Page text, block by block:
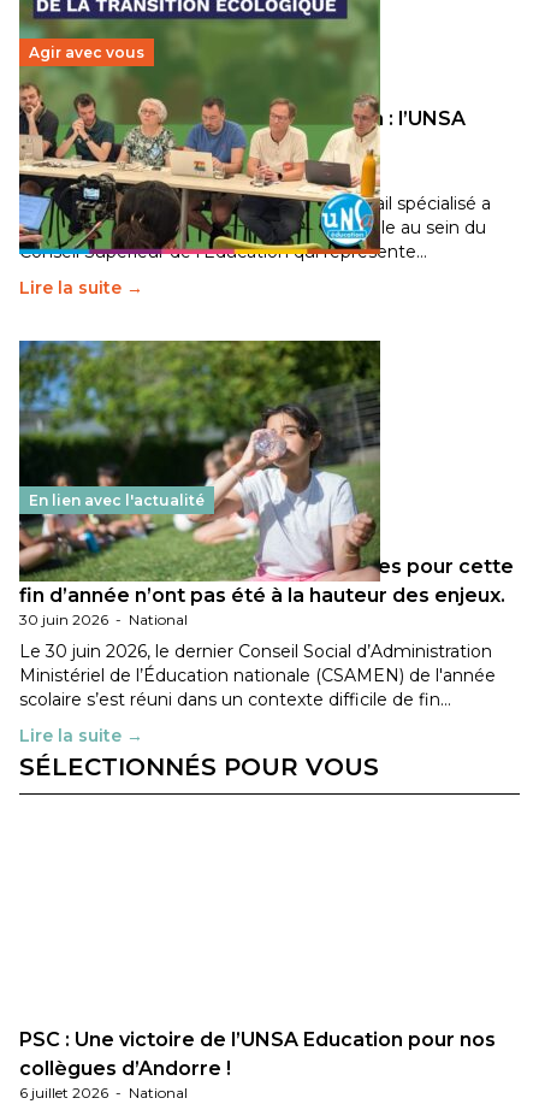
Agir avec vous
Transition écologique de l’éducation : l’UNSA
Éducation fait bouger les lignes
30 juin 2026-National
Pendant plusieurs mois, un groupe de travail spécialisé a
travaillé sur la transition écologique de l’Ecole au sein du
Conseil Supérieur de l’Éducation qui représente…
Lire la suite →
En lien avec l'actualité
Les décisions ministérielles attendues pour cette
fin d’année n’ont pas été à la hauteur des enjeux.
30 juin 2026 - National
Le 30 juin 2026, le dernier Conseil Social d’Administration
Ministériel de l’Éducation nationale (CSAMEN) de l'année
scolaire s’est réuni dans un contexte difficile de fin…
Lire la suite →
SÉLECTIONNÉS POUR VOUS
PSC : Une victoire de l’UNSA Education pour nos
collègues d’Andorre !
6 juillet 2026 - National